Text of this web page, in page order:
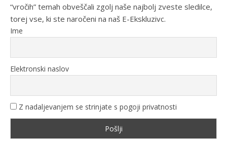
“vročih” temah obveščali zgolj naše najbolj zveste sledilce,
torej vse, ki ste naročeni na naš E-Ekskluzivc.
Ime
Elektronski naslov
Z nadaljevanjem se strinjate s pogoji privatnosti